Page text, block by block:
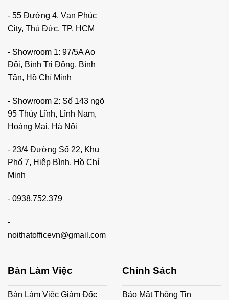
- 55 Đường 4, Vạn Phúc
City, Thủ Đức, TP. HCM
- Showroom 1: 97/5A Ao
Đôi, Bình Trị Đông, Bình
Tân, Hồ Chí Minh
- Showroom 2: Số 143 ngõ
95 Thúy Lĩnh, Lĩnh Nam,
Hoàng Mai, Hà Nội
- 23/4 Đường Số 22, Khu
Phố 7, Hiệp Bình, Hồ Chí
Minh
- 0938.752.379
-
noithatofficevn@gmail.com
Bàn Làm Việc
Bàn Làm Việc Giám Đốc
Chính Sách
Bảo Mật Thông Tin